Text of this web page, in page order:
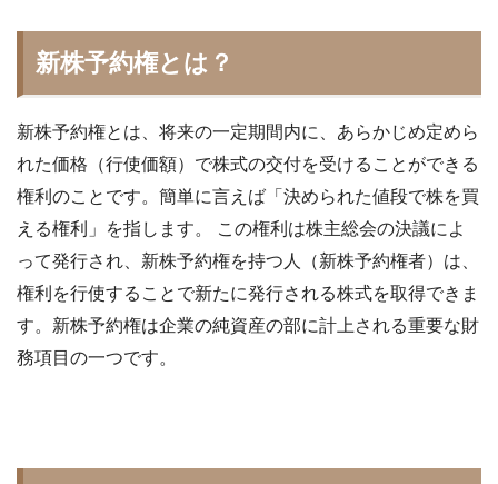
新株予約権とは？
新株予約権とは、将来の一定期間内に、あらかじめ定めら
れた価格（行使価額）で株式の交付を受けることができる
権利のことです。簡単に言えば「決められた値段で株を買
える権利」を指します。 この権利は株主総会の決議によ
って発行され、新株予約権を持つ人（新株予約権者）は、
権利を行使することで新たに発行される株式を取得できま
す。新株予約権は企業の純資産の部に計上される重要な財
務項目の一つです。